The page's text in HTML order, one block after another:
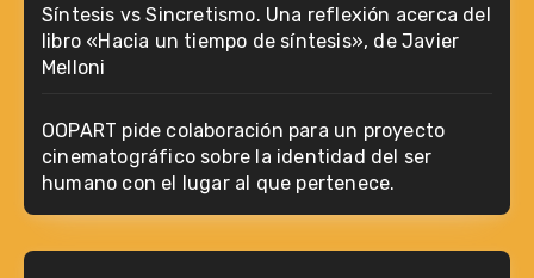
Síntesis vs Sincretismo. Una reflexión acerca del
libro «Hacia un tiempo de síntesis», de Javier
Melloni
OOPART pide colaboración para un proyecto
cinematográfico sobre la identidad del ser
humano con el lugar al que pertenece.